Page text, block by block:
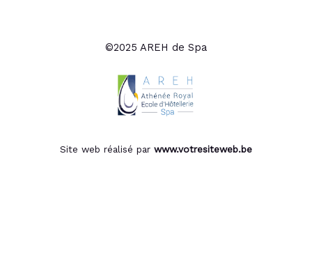
©2025 AREH de Spa
Site web réalisé par www.votresiteweb.be